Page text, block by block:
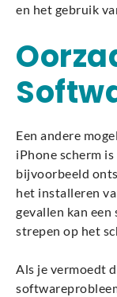
en het gebruik
Een andere
iPhone scherm
bijvoorbeeld
het installeren
gevallen kan
strepen op het
Als je vermoedt